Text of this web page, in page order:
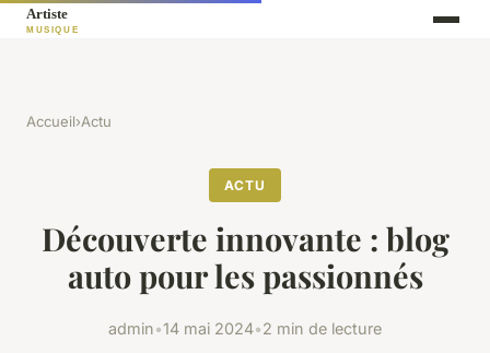
Accueil›Actu
ACTU
Découverte innovante : blog
auto pour les passionnés
admin•14 mai 2024•2 min de lecture